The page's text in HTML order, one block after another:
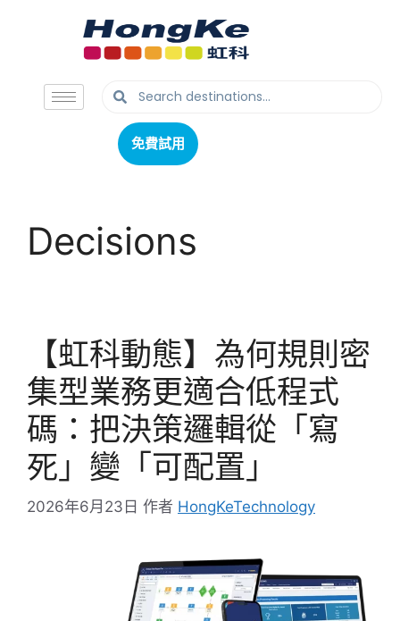
免費試用
免費試用
Decisions
【虹科動態】為何規則密
集型業務更適合低程式
碼：把決策邏輯從「寫
死」變「可配置」
2026年6月23日 作者 HongKeTechnology